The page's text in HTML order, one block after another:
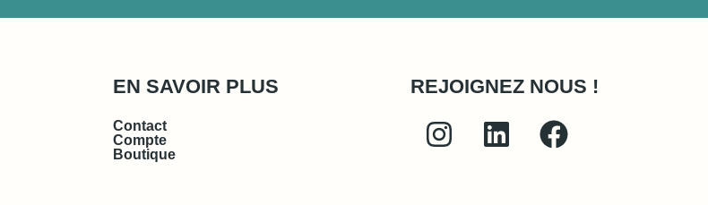
EN SAVOIR PLUS
Contact
Compte
Boutique
REJOIGNEZ NOUS !